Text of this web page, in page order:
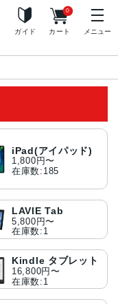
ガイド カート
0
メニュー
iPad(アイパッド)
1,800円〜
在庫数:185
LAVIE Tab
5,800円〜
在庫数:1
Kindle タブレット
16,800円〜
在庫数:1